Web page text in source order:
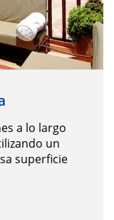
a lo largo
un
superficie